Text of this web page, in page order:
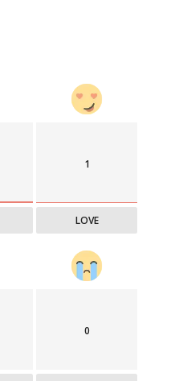
1
LOVE
0